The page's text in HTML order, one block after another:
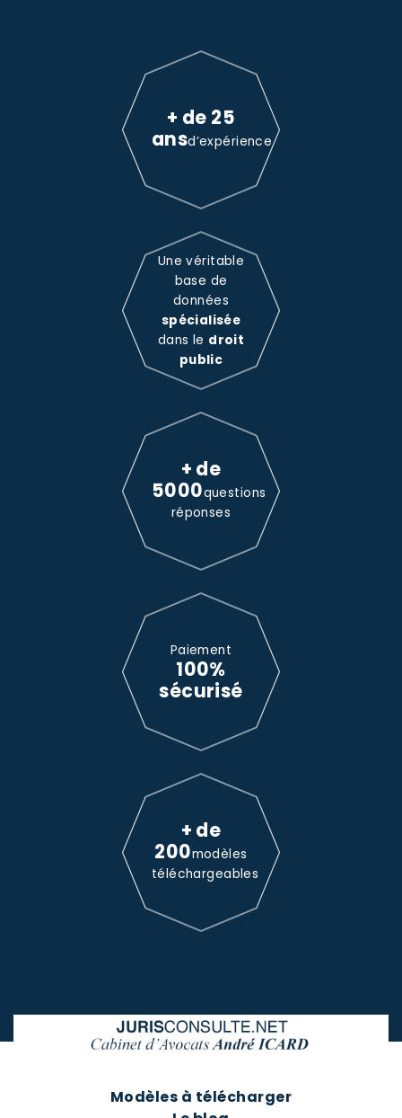
+ de 25
ansd’expérience
Une véritable
base de
données
spécialisée
dans le droit
public
+ de
5000questions
réponses
Paiement
100%
sécurisé
+ de
200modèles
téléchargeables
Modèles à télécharger